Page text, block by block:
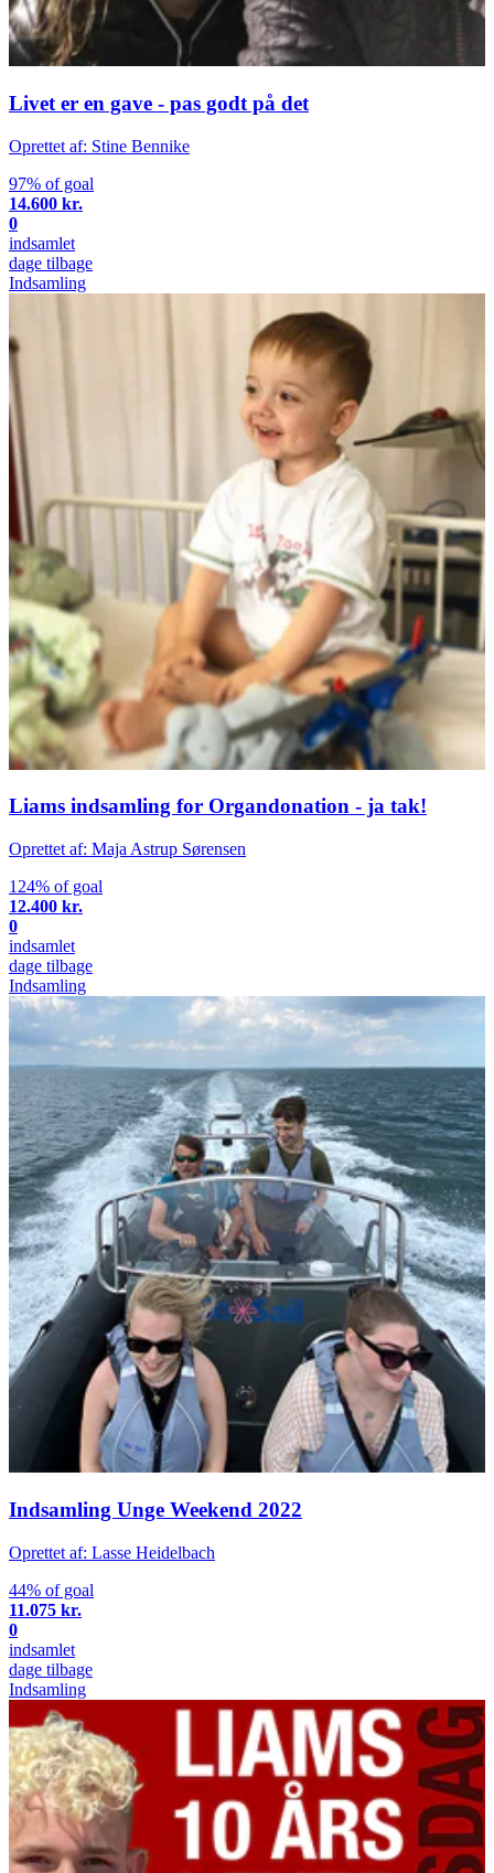
Livet er en gave - pas godt på det
Oprettet af: Stine Bennike
97% of goal
14.600 kr.
0
indsamlet
dage tilbage
Indsamling
Liams indsamling for Organdonation - ja tak!
Oprettet af: Maja Astrup Sørensen
124% of goal
12.400 kr.
0
indsamlet
dage tilbage
Indsamling
Indsamling Unge Weekend 2022
Oprettet af: Lasse Heidelbach
44% of goal
11.075 kr.
0
indsamlet
dage tilbage
Indsamling